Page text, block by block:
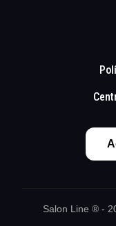
Salon Line ® -